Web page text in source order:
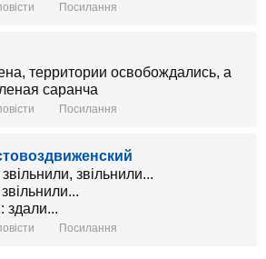
Посилання
территории освобождались, а
саранча
Посилання
звільнили...
здали...
Посилання